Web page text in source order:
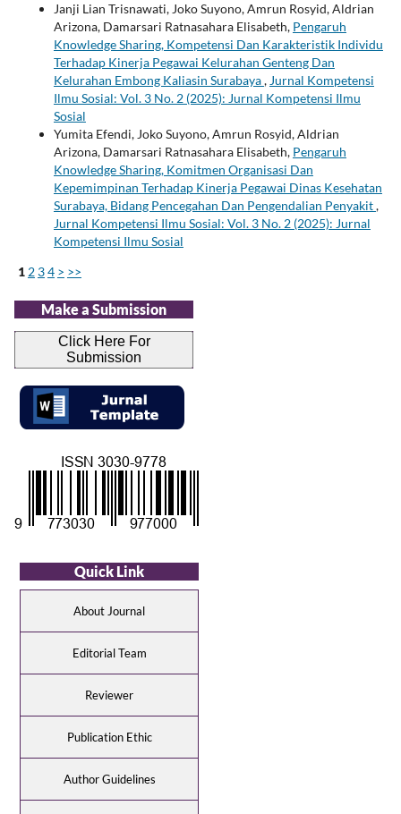
Janji Lian Trisnawati, Joko Suyono, Amrun Rosyid, Aldrian
Arizona, Damarsari Ratnasahara Elisabeth, Pengaruh
Knowledge Sharing, Kompetensi Dan Karakteristik Individu
Terhadap Kinerja Pegawai Kelurahan Genteng Dan
Kelurahan Embong Kaliasin Surabaya,Jurnal Kompetensi
Ilmu Sosial: Vol. 3 No. 2 (2025): Jurnal Kompetensi Ilmu
Sosial
Yumita Efendi, Joko Suyono, Amrun Rosyid, Aldrian
Arizona, Damarsari Ratnasahara Elisabeth, Pengaruh
Knowledge Sharing, Komitmen Organisasi Dan
Kepemimpinan Terhadap Kinerja Pegawai Dinas Kesehatan
Surabaya, Bidang Pencegahan Dan Pengendalian Penyakit,
Jurnal Kompetensi Ilmu Sosial: Vol. 3 No. 2 (2025): Jurnal
Kompetensi Ilmu Sosial
12 34 > >>
Make a Submission
Click Here For
Submission
Quick Link
About Journal
Editorial Team
Reviewer
Publication Ethic
Author Guidelines